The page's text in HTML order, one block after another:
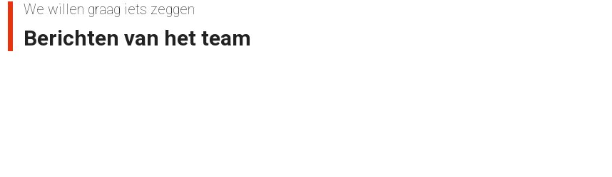
We willen graag iets zeggen
Berichten van het team